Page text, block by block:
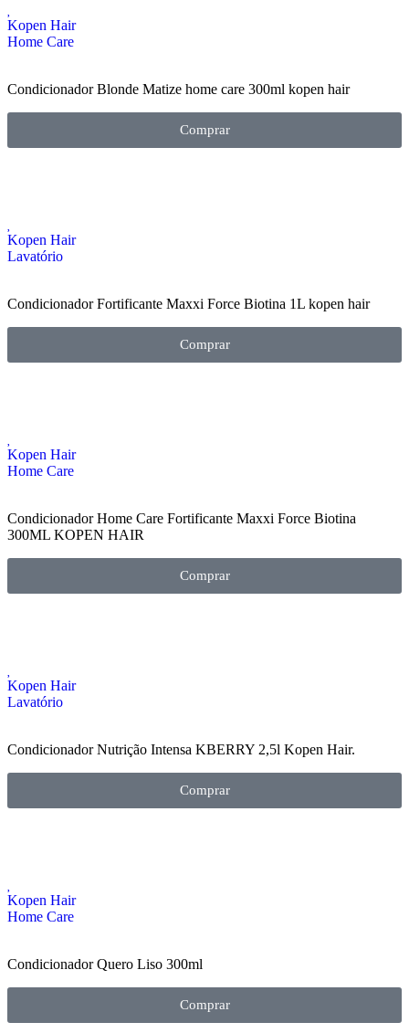
Kopen Hair
Home Care
Condicionador Blonde Matize home care 300ml kopen hair
Comprar
Kopen Hair
Lavatório
Condicionador Fortificante Maxxi Force Biotina 1L kopen hair
Comprar
Kopen Hair
Home Care
Condicionador Home Care Fortificante Maxxi Force Biotina
300ML KOPEN HAIR
Comprar
Kopen Hair
Lavatório
Condicionador Nutrição Intensa KBERRY 2,5l Kopen Hair.
Comprar
Kopen Hair
Home Care
Condicionador Quero Liso 300ml
Comprar